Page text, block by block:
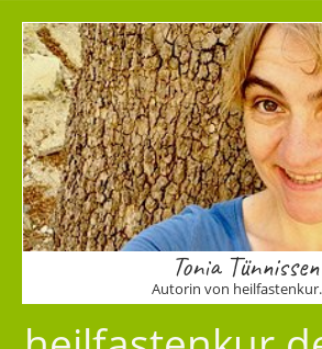
Tonia Tünnissen
Autorin von